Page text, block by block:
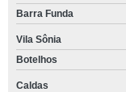
Barra Funda
Vila Sônia
Botelhos
Caldas